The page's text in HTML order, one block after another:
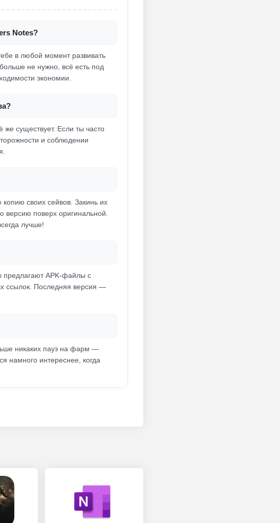
Notes?
в любой момент развивать
не нужно, всё есть под
экономии.
существует. Если ты часто
и соблюдении
своих сейвов. Закинь их
версию поверх оригинальной.
лучше!
предлагают APK-файлы с
ссылок. Последняя версия —
никаких пауз на фарм —
намного интереснее, когда